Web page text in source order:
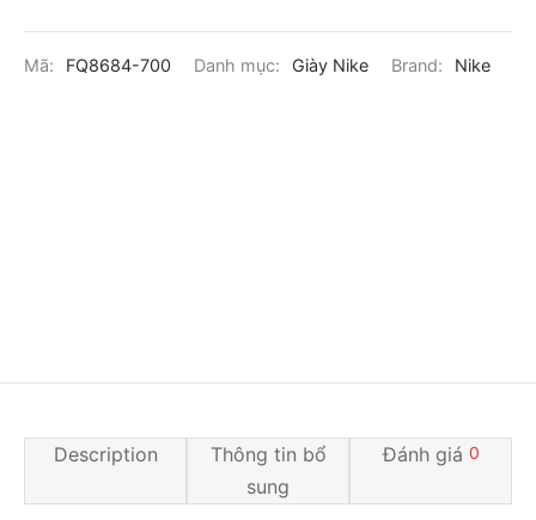
Mã: FQ8684-700 Danh mục: Giày Nike Brand: Nike
Description
Thông tin bổ
sung
Đánh giá 0